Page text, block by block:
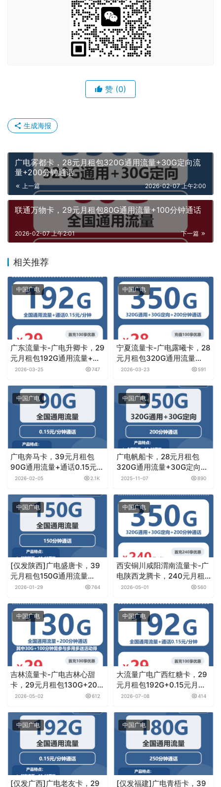
赞 (0)
生成海报
广电雾都卡，28元月租包320G通用流量+30G定向流
量+200分钟通话
上一篇 2026-02-07 上午2:00
联通万物卡，29元月租包80G通用流量+100分钟通话
下一篇
2026-02-07 上午2:01
相关推荐
中国广电
广东流量卡-广电升卿卡，29
元月租包192G通用流量+通
话0.15元月租/分钟
2026-03-25 747
中国广电
宁夏流量卡-广电露曦卡，28
元月租包320G通用流量
+30G定向流量+200分钟通
2026-03-23 591
中国广电
广电奔马卡，39元月租包
90G通用流量+通话0.15元月
租/分钟
2026-02-05 2.1K
中国广电
广电帆船卡，28元月租包
320G通用流量+30G定向流
量+200分钟
2025-11-07 890
中国广电
[仅发陕西]广电盛唐卡，39
元月租包150G通用流量
+150分钟通话
2026-01-29 764
中国广电
西安铜川咸阳渭南流量卡-广
电陕西龙腾卡，240元月租/
年包350G+200分钟
2026-05-01 560
中国广电
吉林流量卡-广电吉林心甜
卡，29元月租包130G+200
分钟
2026-05-02 612
中国广电
大流量广电广西红糖卡，29
元月租包192G+0.15元月租/
分钟
2026-07-08 414
中国广电
[仅发广西]广电老友卡，29
中国广电
[仅发福建]广电青梧卡，39